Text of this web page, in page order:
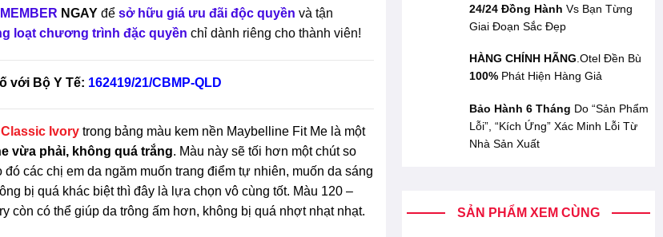
24/24 Đồng Hành Vs Bạn Từng
Giai Đoạn Sắc Đẹp
HÀNG CHÍNH HÃNG.Otel Đền Bù
100% Phát Hiện Hàng Giả
Bảo Hành 6 Tháng Do “Sản Phẩm
Lỗi”, “Kích Ứng” Xác Minh Lỗi Từ
Nhà Sản Xuất
SẢN PHẨM XEM CÙNG
NGAYđể sở hữu giá ưu đãi độc quyền và tận
loạt chương trình đặc quyền chỉ dành riêng cho thành viên!
với Bộ Y Tế: 162419/21/CBMP-QLD
Classic Ivory trong bảng màu kem nền Maybelline Fit Me là một
vừa phải, không quá trắng. Màu này sẽ tối hơn một chút so
đó các chị em da ngăm muốn trang điểm tự nhiên, muốn da sáng
bị quá khác biệt thì đây là lựa chọn vô cùng tốt. Màu 120 –
còn có thể giúp da trông ấm hơn, không bị quá nhợt nhạt nhạt.